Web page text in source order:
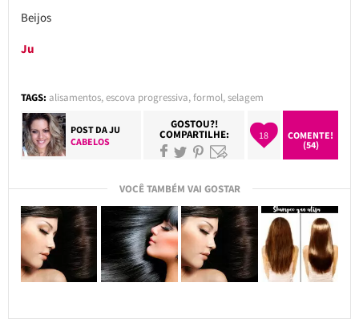
Beijos
Ju
TAGS: alisamentos,escova progressiva,formol,selagem
POST DAJU
CABELOS
GOSTOU?!
COMPARTILHE: 18
COMENTE!
(54)
VOCÊ TAMBÉM VAI GOSTAR